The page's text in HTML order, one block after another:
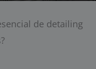
de detailing